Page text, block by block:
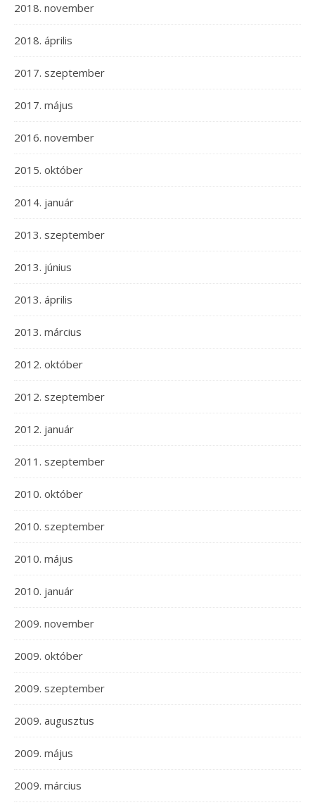
2018. november
2018. április
2017. szeptember
2017. május
2016. november
2015. október
2014. január
2013. szeptember
2013. június
2013. április
2013. március
2012. október
2012. szeptember
2012. január
2011. szeptember
2010. október
2010. szeptember
2010. május
2010. január
2009. november
2009. október
2009. szeptember
2009. augusztus
2009. május
2009. március